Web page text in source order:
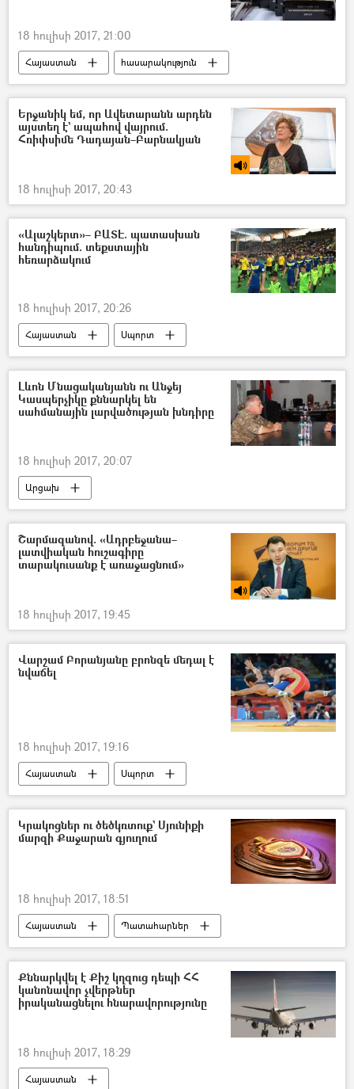
18 հուլիսի 2017, 21:00
Հայաստան հասարակություն
Երջանիկ եմ, որ Ավետարանն արդեն
այստեղ է` ապահով վայրում.
Հռիփսիմե Դադայան–Բարնակյան
18 հուլիսի 2017, 20:43
«Ալաշկերտ»– ԲԱՏԷ. պատասխան
հանդիպում. տեքստային
հեռարձակում
18 հուլիսի 2017, 20:26
Հայաստան Սպորտ
Լևոն Մնացականյանն ու Անջեյ
Կասպերչիկը քննարկել են
սահմանային լարվածության խնդիրը
18 հուլիսի 2017, 20:07
Արցախ
Շարմազանով. «Ադրբեջանա–
լատվիական հուշագիրը
տարակուսանք է առաջացնում»
18 հուլիսի 2017, 19:45
Վարշամ Բորանյանը բրոնզե մեդալ է
նվաճել
18 հուլիսի 2017, 19:16
Հայաստան Սպորտ
Կրակոցներ ու ծեծկռտուք` Սյունիքի
մարզի Քաջարան գյուղում
18 հուլիսի 2017, 18:51
Հայաստան Պատահարներ
Քննարկվել է Քիշ կղզուց դեպի ՀՀ
կանոնավոր չվերթներ
իրականացնելու հնարավորությունը
18 հուլիսի 2017, 18:29
Հայաստան